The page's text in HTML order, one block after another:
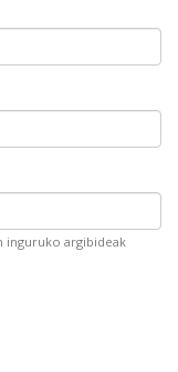
inguruko argibideak